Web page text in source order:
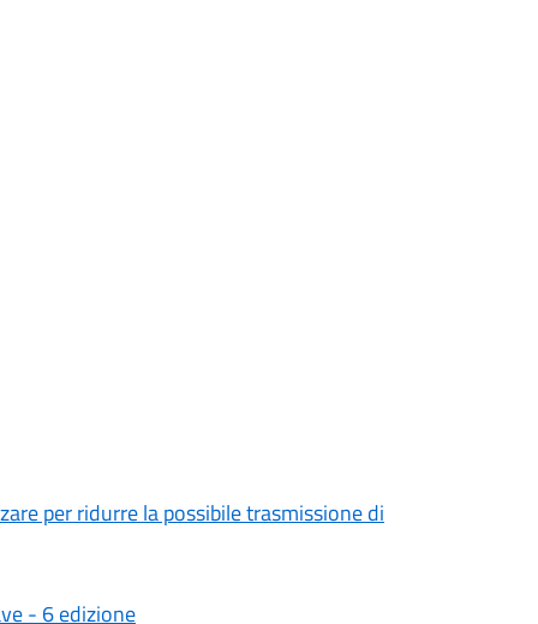
per ridurre la possibile trasmissione di
- 6 edizione